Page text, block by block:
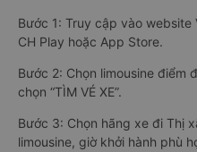
Bước 1: Truy cập vào
CH Play hoặc App Store.
Bước 2: Chọn limousine điểm
chọn “TÌM VÉ XE”.
Bước 3: Chọn hãng xe đi Thị
limousine, giờ khởi hành phù